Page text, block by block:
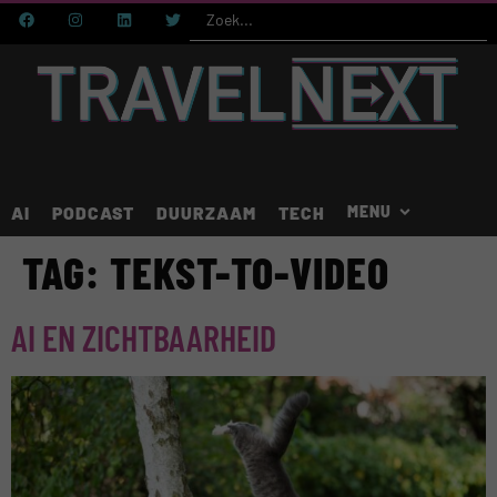
AI PODCAST DUURZAAM TECH
TAG: TEKST-TO-VIDEO
AI EN ZICHTBAARHEID